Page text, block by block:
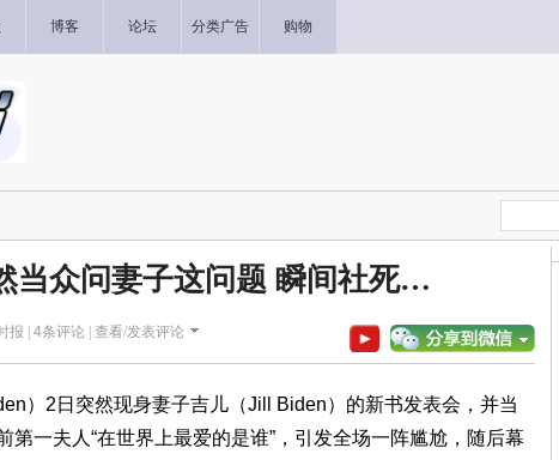
博客 论坛 分类广告 购物
当众问妻子这问题 瞬间社死…
报 | 4条评论 | 查看/发表评论
）2日突然现身妻子吉儿（Jill Biden）的新书发表会，并当
第一夫人“在世界上最爱的是谁”，引发全场一阵尴尬，随后幕